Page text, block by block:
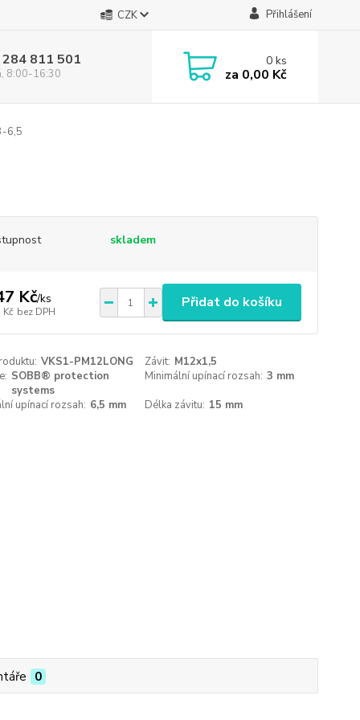
CZK Přihlášení
811 501
8:00-16:30
0ks
za 0,00 Kč
6,5
skladem
Kč/ks
Kč bez DPH
Přidat do košíku
VKS1-PM12LONG Závit: M12x1,5
SOBB® protection
systems
Minimální upínací rozsah: 3 mm
upínací rozsah: 6,5 mm Délka závitu: 15 mm
0